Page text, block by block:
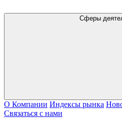
Сферы
О Компании Индексы рынка
Связаться с нами